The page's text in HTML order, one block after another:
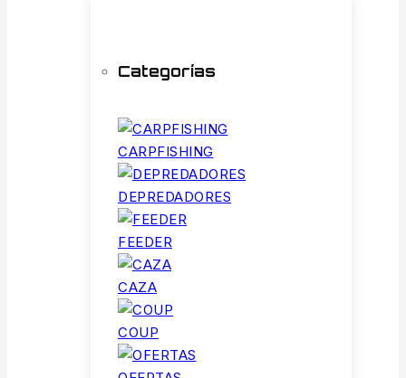
Categorías
CARPFISHING
DEPREDADORES
FEEDER
CAZA
COUP